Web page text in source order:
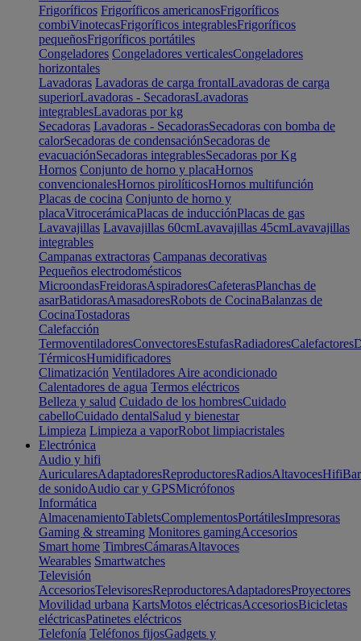
Frigoríficos Frigoríficos americanosFrigoríficos
combiVinotecasFrigoríficos integrablesFrigoríficos
pequeñosFrigoríficos portátiles
Congeladores Congeladores verticalesCongeladores
horizontales
Lavadoras Lavadoras de carga frontalLavadoras de carga
superiorLavadoras - SecadorasLavadoras
integrablesLavadoras por kg
Secadoras Lavadoras - SecadorasSecadoras con bomba de
calorSecadoras de condensaciónSecadoras de
evacuaciónSecadoras integrablesSecadoras por Kg
Hornos Conjunto de horno y placaHornos
convencionalesHornos pirolíticosHornos multifunción
Placas de cocina Conjunto de horno y
placaVitrocerámicaPlacas de inducciónPlacas de gas
Lavavajillas Lavavajillas 60cmLavavajillas 45cmLavavajillas
integrables
Campanas extractoras Campanas decorativas
Pequeños electrodomésticos
MicroondasFreidorasAspiradoresCafeterasPlanchas de
asarBatidorasAmasadoresRobots de CocinaBalanzas de
CocinaTostadoras
Calefacción
TermoventiladoresConvectoresEstufasRadiadoresCalefactores
TérmicosHumidificadores
Climatización Ventiladores Aire acondicionado
Calentadores de agua Termos eléctricos
Belleza y salud Cuidado de los hombresCuidado
cabelloCuidado dentalSalud y bienestar
Limpieza Limpieza a vaporRobot limpiacristales
Electrónica
Audio y hifi
AuricularesAdaptadoresReproductoresRadiosAltavocesHifi
de sonidoAudio car y GPSMicrófonos
Informática
AlmacenamientoTabletsComplementosPortátilesImpresoras
Gaming & streaming Monitores gamingAccesorios
Smart home TimbresCámarasAltavoces
Wearables Smartwatches
Televisión
AccesoriosTelevisoresReproductoresAdaptadoresProyectores
Movilidad urbana KartsMotos eléctricasAccesoriosBicicletas
eléctricasPatinetes eléctricos
Telefonía Teléfonos fijosGadgets y